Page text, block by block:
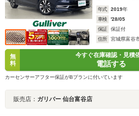
年式 2019年
車検
'28/05
保証
保証付
住所
宮城県富谷
無
料
今すぐ在庫確認・見積
電話する
カーセンサーアフター保証がBプランに付いています
販売店： ガリバー 仙台富谷店